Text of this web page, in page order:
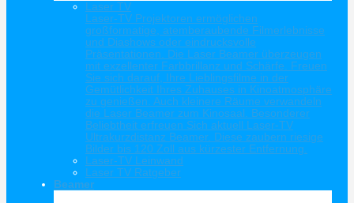
Laser TV
Laser-TV Projektoren ermöglichen
großformatige, atemberaubende Filmerlebnisse
und Diashows oder eindrucksvolle
Präsentationen. Die Laser Beamer überzeugen
mit exzellenter Farbbrillanz und Schärfe. Freuen
Sie sich darauf, Ihre Lieblingsfilme in der
Gemütlichkeit Ihres Zuhauses in Kinoatmosphäre
zu genießen. Auch kleinere Räume verwandeln
die Laser Beamer zum Kinosaal. Besonderer
Beliebtheit erfreuen Sich aktuell Laser-TV
Ultrakurzdistanz Beamer. Diese zaubern riesige
Bilder bis 120 Zoll aus kürzester Entfernung.
Laser-TV Leinwand
Laser TV Ratgeber
Beamer